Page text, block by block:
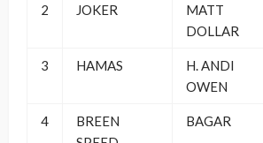
2 JOKER
MATT
DOLLAR
3 HAMAS
H. ANDI
OWEN
4
BREEN
BAGAR